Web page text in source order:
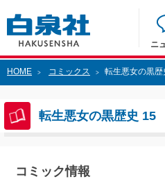
ニ
HOME > コミックス > 転生悪女の黒歴
転生悪女の黒歴史 15
コミック情報